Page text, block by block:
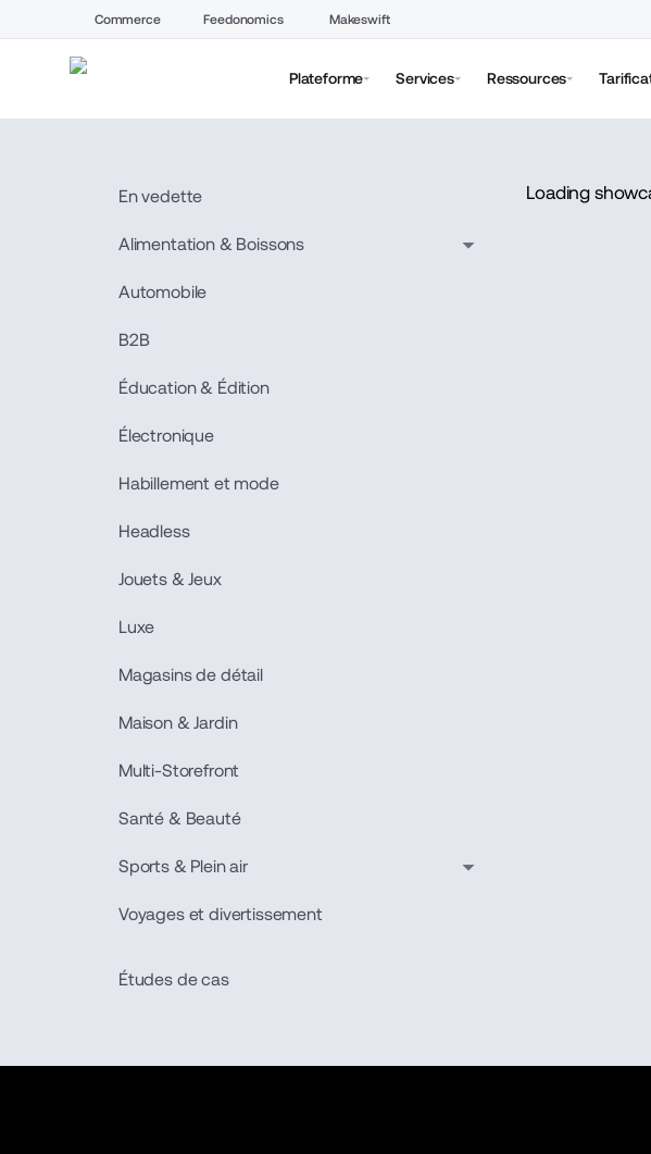
Commerce Feedonomics Makeswift
Plateforme Services Ressources
En vedette
Alimentation & Boissons
Automobile
B2B
Éducation & Édition
Électronique
Habillement et mode
Headless
Jouets & Jeux
Luxe
Magasins de détail
Maison & Jardin
Multi-Storefront
Santé & Beauté
Sports & Plein air
Voyages et divertissement
Études de cas
Loading